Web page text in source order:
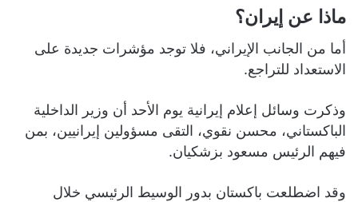
ماذا عن إيران؟
أما من الجانب الإيراني، فلا توجد مؤشرات جديدة على
الاستعداد للتراجع.
وذكرت وسائل إعلام إيرانية يوم الأحد أن وزير الداخلية
الباكستاني، محسن نقوي، التقى مسؤولين إيرانيين، بمن
فيهم الرئيس مسعود بزشكيان.
وقد اضطلعت باكستان بدور الوسيط الرئيسي خلال